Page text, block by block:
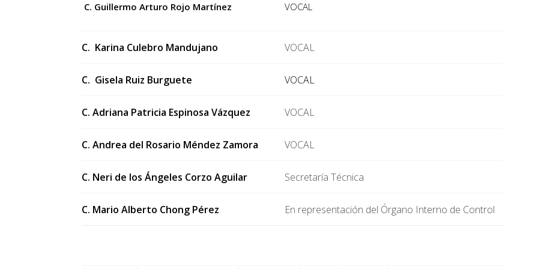
C. Guillermo Arturo Rojo Martínez VOCAL
C. Karina Culebro Mandujano VOCAL
C. Gisela Ruiz Burguete VOCAL
C. Adriana Patricia Espinosa Vázquez VOCAL
C. Andrea del Rosario Méndez Zamora VOCAL
C. Neri de los Ángeles Corzo Aguilar Secretaría Técnica
C. Mario Alberto Chong Pérez En representación del Órgano Interno de Control